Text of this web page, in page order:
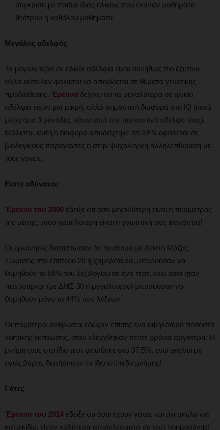
σύγκριση με παιδιά ίδιας ηλικίας που έκαναν μαθήματα
θεάτρου ή καθόλου μαθήματα.
Μεγάλος αδελφός
Τα μεγαλύτερα σε ηλικία αδέλφια είναι συνήθως πιο έξυπνα,
αλλά αυτό δεν φαίνεται να αποδίδεται σε θέματα γενετικής
προδιάθεσης. Έρευνα δείχνει ότι τα μεγαλύτερα σε ηλικία
αδέλφια είχαν μια μικρή, αλλά σημαντική διαφορά στο IQ (κατά
μέσο όρο 3 μονάδες πάνω από τον πιο κοντινό αδελφό τους).
Μάλιστα, αυτή η διαφορά αποδείχτηκε ότι ΔΕΝ οφείλεται σε
βιολογικούς παράγοντες ή στην ψυχολογική αλληλεπίδραση με
τους γονείς.
Είστε αδύνατοι;
Έρευνα του 2006 έδειξε ότι όσο μεγαλύτερη είναι η περίμετρος
της μέσης, τόσο χαμηλότερη είναι η γνωστική σας ικανότητα!
Οι ερευνητές διαπίστωσαν ότι τα άτομα με Δείκτη Μάζας
Σώματος στο επίπεδο 20 ή χαμηλότερα, μπορούσαν να
θυμηθούν το 56% του λεξιλογίου σε ένα τεστ, ενώ όσοι ήταν
παχύσαρκοι (με ΔΜΣ 30 ή μεγαλύτερο) μπορούσαν να
θυμηθούν μόνο το 44% των λέξεων.
Οι παχύτεροι άνθρωποι έδειξαν επίσης ένα υψηλότερο ποσοστό
νοητικής έκπτωσης, όταν ελέγχθηκαν πέντε χρόνια αργότερα: Η
μνήμη τους στο ίδιο τεστ μειώθηκε στο 37,5%, ενώ εκείνοι με
υγιές βάρος διατήρησαν το ίδιο επίπεδο μνήμης!
Γάτες
Έρευνα του 2014 έδειξε ότι όσοι έχουν γάτες και όχι σκύλο για
κατοικίδιο, είχαν καλύτερα αποτελέσματα σε τεστ νοημοσύνης!